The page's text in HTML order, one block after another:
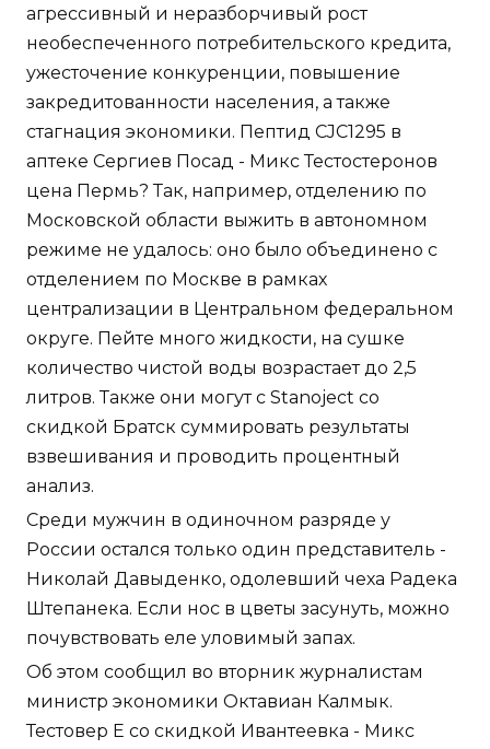
агрессивный и неразборчивый рост
необеспеченного потребительского кредита,
ужесточение конкуренции, повышение
закредитованности населения, а также
стагнация экономики. Пептид CJC1295 в
аптеке Сергиев Посад - Микс Тестостеронов
цена Пермь? Так, например, отделению по
Московской области выжить в автономном
режиме не удалось: оно было объединено с
отделением по Москве в рамках
централизации в Центральном федеральном
округе. Пейте много жидкости, на сушке
количество чистой воды возрастает до 2,5
литров. Также они могут с Stanoject со
скидкой Братск суммировать результаты
взвешивания и проводить процентный
анализ.
Среди мужчин в одиночном разряде у
России остался только один представитель -
Николай Давыденко, одолевший чеха Радека
Штепанека. Если нос в цветы засунуть, можно
почувствовать еле уловимый запах.
Об этом сообщил во вторник журналистам
министр экономики Октавиан Калмык.
Тестовер Е со скидкой Ивантеевка - Микс